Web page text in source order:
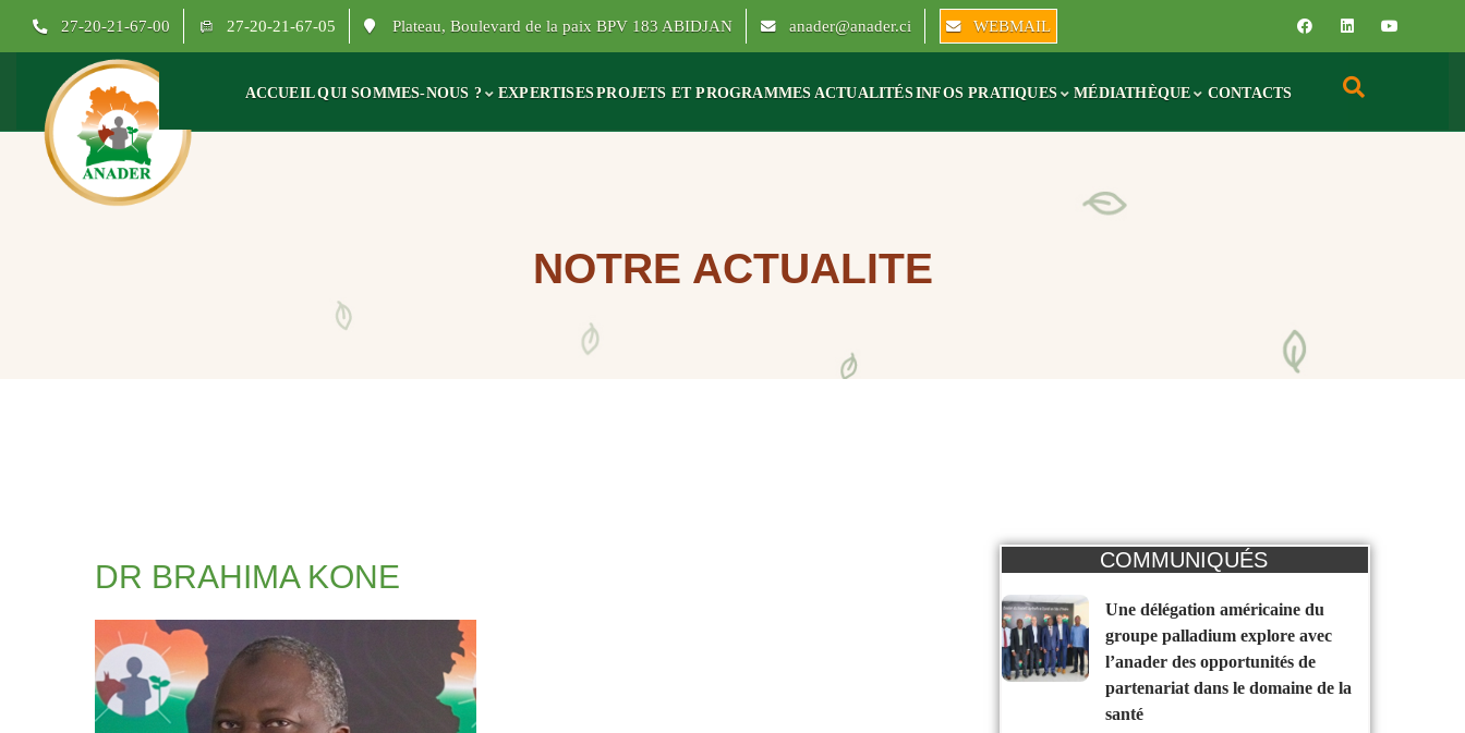
27-20-21-67-00 27-20-21-67-05 Plateau, Boulevard de la paix BPV 183 ABIDJAN anader@anader.ci WEBMAIL
ACCUEILQUI SOMMES-NOUS ? EXPERTISESPROJETS ET PROGRAMMES ACTUALITÉSINFOS PRATIQUES MÉDIATHÈQUE CONTACTS
NOTRE ACTUALITE
DR BRAHIMA KONE COMMUNIQUÉS
une délégation américaine du
groupe palladium explore avec
l’anader des opportunités de
partenariat dans le domaine de la
santé